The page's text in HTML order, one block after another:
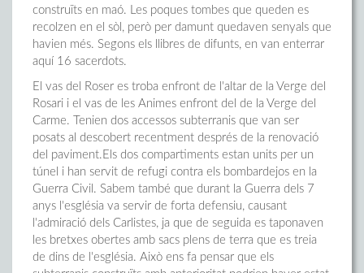
construïts en maó. Les poques tombes que queden es
recolzen en el sòl, però per damunt quedaven senyals que
havien més. Segons els llibres de difunts, en van enterrar
aquí 16 sacerdots.
El vas del Roser es troba enfront de l'altar de la Verge del
Rosari i el vas de les Animes enfront del de la Verge del
Carme. Tenien dos accessos subterranis que van ser
posats al descobert recentment després de la renovació
del paviment.Els dos compartiments estan units per un
túnel i han servit de refugi contra els bombardejos en la
Guerra Civil. Sabem també que durant la Guerra dels 7
anys l'església va servir de forta defensiu, causant
l'admiració dels Carlistes, ja que de seguida es taponaven
les bretxes obertes amb sacs plens de terra que es treia
de dins de l'església. Això ens fa pensar que els